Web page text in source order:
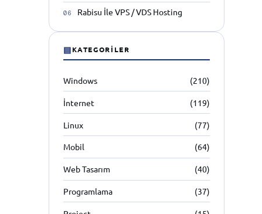
Rabisu İle VPS / VDS Hosting
▤KATEGORILER
Windows (210)
İnternet (119)
Linux (77)
Mobil (64)
Web Tasarım (40)
Programlama (37)